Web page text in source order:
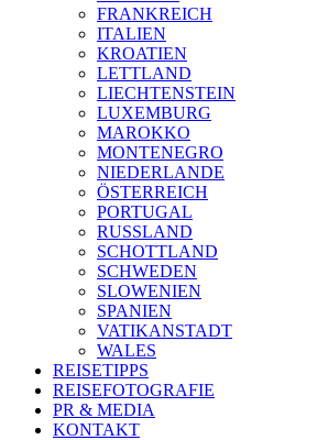
FRANKREICH
ITALIEN
KROATIEN
LETTLAND
LIECHTENSTEIN
LUXEMBURG
MAROKKO
MONTENEGRO
NIEDERLANDE
ÖSTERREICH
PORTUGAL
RUSSLAND
SCHOTTLAND
SCHWEDEN
SLOWENIEN
SPANIEN
VATIKANSTADT
WALES
REISETIPPS
REISEFOTOGRAFIE
PR & MEDIA
KONTAKT